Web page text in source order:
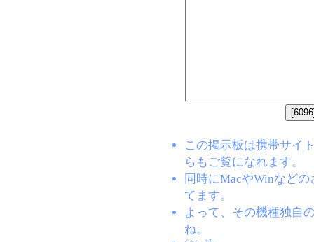
この掲示板は携帯サイ
らもご覧になれます。
同時にMacやWinなど
てます。
よって、その機種独自
ね。